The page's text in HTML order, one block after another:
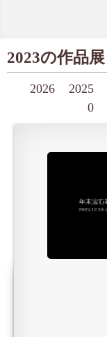
2023の作品展
2026 2025
0